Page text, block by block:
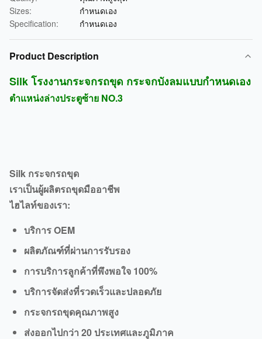
Sizes:
กำหนดเอง
Specification:
กำหนดเอง
Product Description
Silk โรงงานกระจกรถขุด กระจกบังลมแบบกำหนดเอง
ตำแหน่งล่างประตูซ้าย NO.3
Silk กระจกรถขุด
เราเป็นผู้ผลิตรถขุดมืออาชีพ
ไฮไลท์ของเรา:
บริการ OEM
ผลิตภัณฑ์ที่ผ่านการรับรอง
การบริการลูกค้าที่พึงพอใจ 100%
บริการจัดส่งที่รวดเร็วและปลอดภัย
กระจกรถขุดคุณภาพสูง
ส่งออกไปกว่า 20 ประเทศและภูมิภาค